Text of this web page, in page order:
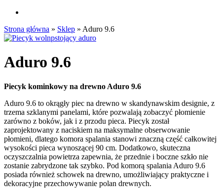
Strona główna » Sklep » Aduro 9.6
Aduro 9.6
Piecyk kominkowy na drewno Aduro 9.6
Aduro 9.6 to okrągły piec na drewno w skandynawskim designie, z
trzema szklanymi panelami, które pozwalają zobaczyć płomienie
zarówno z boków, jak i z przodu pieca. Piecyk został
zaprojektowany z naciskiem na maksymalne obserwowanie
płomieni, dlatego komora spalania stanowi znaczną część całkowitej
wysokości pieca wynoszącej 90 cm. Dodatkowo, skuteczna
oczyszczalnia powietrza zapewnia, że przednie i boczne szkło nie
zostanie zabrydzone tak szybko. Pod komorą spalania Aduro 9.6
posiada również schowek na drewno, umożliwiający praktyczne i
dekoracyjne przechowywanie polan drewnych.